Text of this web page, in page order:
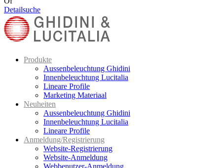
Detailsuche
Produkte
Aussenbeleuchtung Ghidini
Innenbeleuchtung Lucitalia
Lineare Profile
Marketing Materiaal
Neuheiten
Aussenbeleuchtung Ghidini
Innenbeleuchtung Lucitalia
Lineare Profile
Anmeldung/Registrierung
Website-Registrierung
Website-Anmeldung
Webbenutzer-Anmeldung